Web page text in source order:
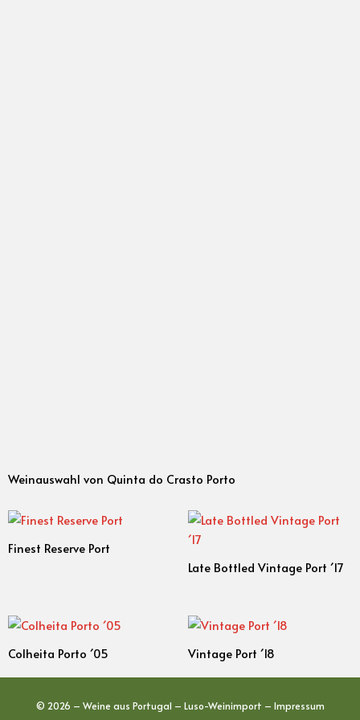
Weinauswahl von Quinta do Crasto Porto
Finest Reserve Port
Late Bottled Vintage Port ´17
Colheita Porto ´05 Vintage Port ´18
© 2026 – Weine aus Portugal – Luso-Weinimport – Impressum